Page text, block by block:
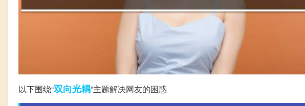
以下围绕“双向光耦”主题解决网友的困惑